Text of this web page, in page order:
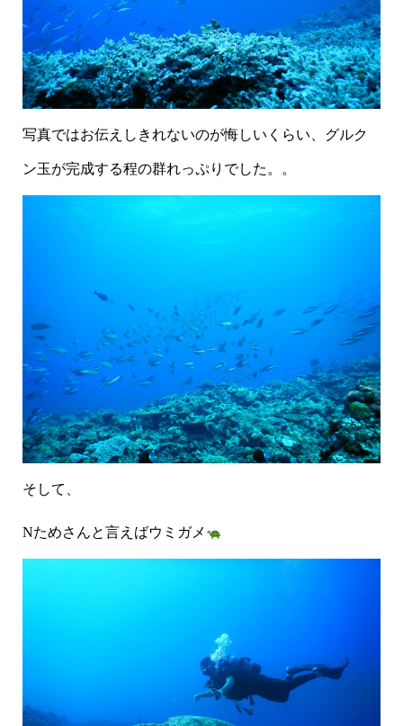
写真ではお伝えしきれないのが悔しいくらい、グルク
ン玉が完成する程の群れっぷりでした。。
そして、
Nためさんと言えばウミガメ